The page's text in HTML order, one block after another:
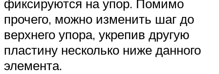
фиксируются на упор. Помимо
прочего, можно изменить шаг до
верхнего упора, укрепив другую
пластину несколько ниже данного
элемента.